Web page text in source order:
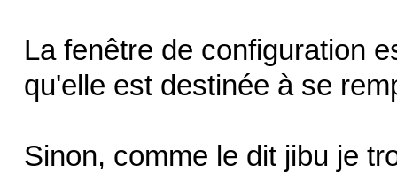
La fenêtre de configuration
qu'elle est destinée à se
Sinon, comme le dit jibu je